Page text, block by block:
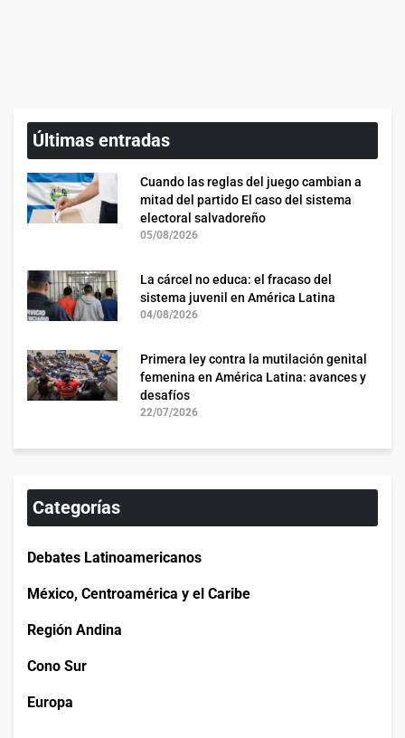
Últimas entradas
Cuando las reglas del juego cambian a
mitad del partido El caso del sistema
electoral salvadoreño
05/08/2026
La cárcel no educa: el fracaso del
sistema juvenil en América Latina
04/08/2026
Primera ley contra la mutilación genital
femenina en América Latina: avances y
desafíos
22/07/2026
Categorías
Debates Latinoamericanos
México, Centroamérica y el Caribe
Región Andina
Cono Sur
Europa